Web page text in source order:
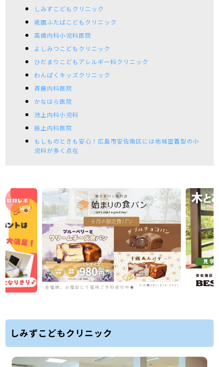
しみずこどもクリニック
祇園ふたばこどもクリニック
高橋内科小児科医院
よしみつこどもクリニック
ひだまりこどもアレルギー科クリニック
わんぱくキッズクリニック
斉藤内科医院
かなはら医院
池上内科小児科
辰上内科医院
もしものときも安心！広島市安佐南区には地域密着型の小
児科が多く点在
しみずこどもクリニック